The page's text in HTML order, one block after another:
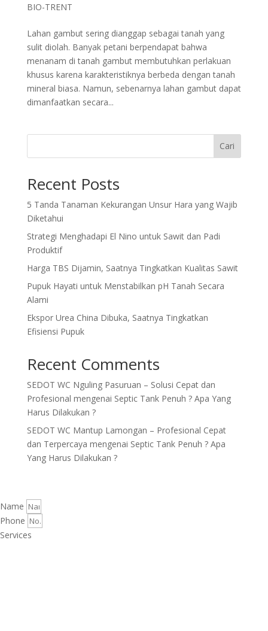
BIO-TRENT
Lahan gambut sering dianggap sebagai tanah yang
sulit diolah. Banyak petani berpendapat bahwa
menanam di tanah gambut membutuhkan perlakuan
khusus karena karakteristiknya berbeda dengan tanah
mineral biasa. Namun, sebenarnya lahan gambut dapat
dimanfaatkan secara...
Cari
Recent Posts
5 Tanda Tanaman Kekurangan Unsur Hara yang Wajib
Diketahui
Strategi Menghadapi El Nino untuk Sawit dan Padi
Produktif
Harga TBS Dijamin, Saatnya Tingkatkan Kualitas Sawit
Pupuk Hayati untuk Menstabilkan pH Tanah Secara
Alami
Ekspor Urea China Dibuka, Saatnya Tingkatkan
Efisiensi Pupuk
Recent Comments
SEDOT WC Nguling Pasuruan – Solusi Cepat dan
Profesional mengenai Septic Tank Penuh ? Apa Yang
Harus Dilakukan ?
SEDOT WC Mantup Lamongan – Profesional Cepat
dan Terpercaya mengenai Septic Tank Penuh ? Apa
Yang Harus Dilakukan ?
Name
Phone
Services